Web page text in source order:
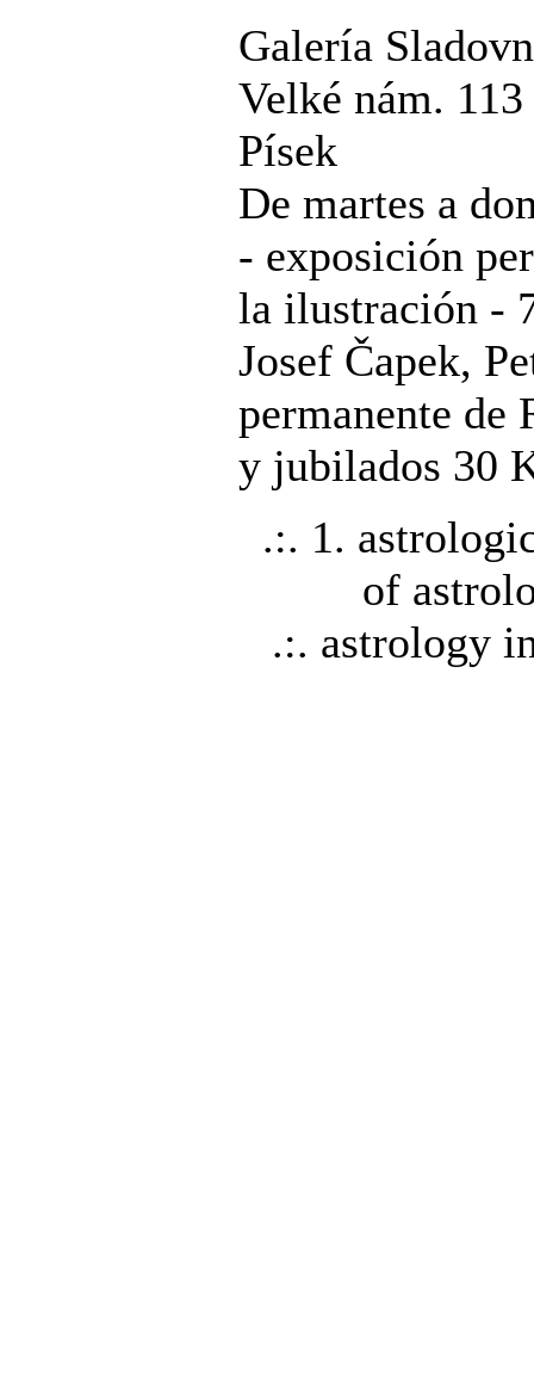
Galería
Velké nám. 113
Písek
De martes a
- exposición
la ilustración -
Josef Čapek,
permanente de
y jubilados 30
.:. 1.
of
.:. astrology